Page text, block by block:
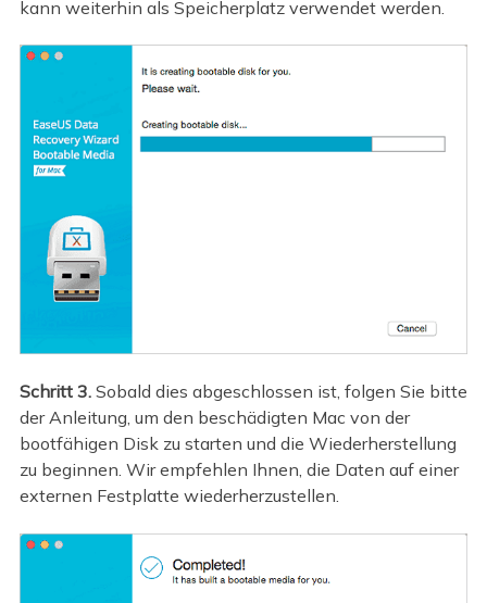
kann weiterhin als Speicherplatz verwendet werden.
Schritt 3. Sobald dies abgeschlossen ist, folgen Sie bitte
der Anleitung, um den beschädigten Mac von der
bootfähigen Disk zu starten und die Wiederherstellung
zu beginnen. Wir empfehlen Ihnen, die Daten auf einer
externen Festplatte wiederherzustellen.